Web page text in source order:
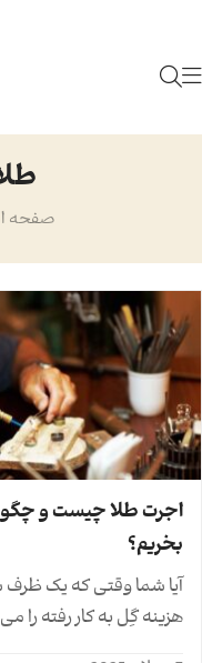
صفحه
اجرت طلا چیست و
بخریم؟
آیا شما وقتی که یک ظرف
هزینه گِل به کار رفته را